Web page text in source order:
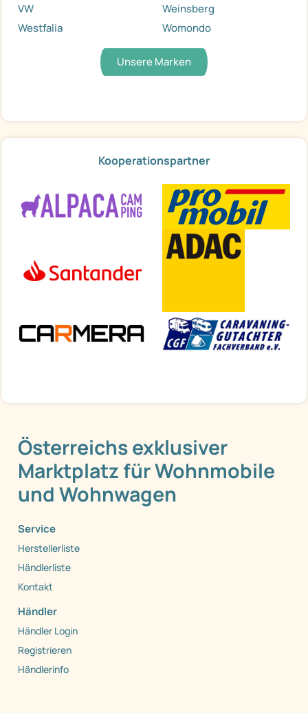
VW
Weinsberg
Westfalia
Womondo
Unsere Marken
Kooperationspartner
Österreichs exklusiver
Marktplatz für Wohnmobile
und Wohnwagen
Service
Herstellerliste
Händlerliste
Kontakt
Händler
Händler Login
Registrieren
Händlerinfo